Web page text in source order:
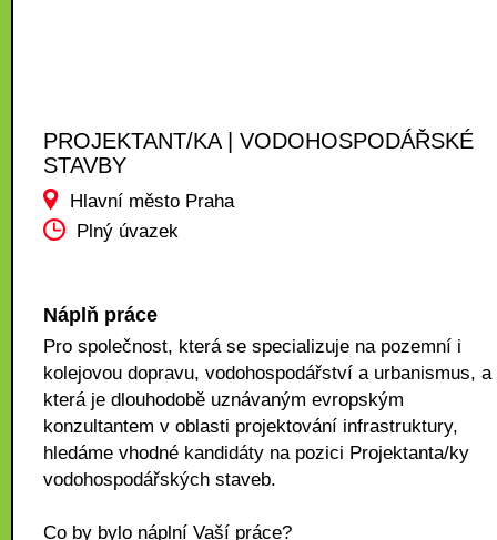
PROJEKTANT/KA | VODOHOSPODÁŘSKÉ
STAVBY
Hlavní město Praha
Plný úvazek
Náplň práce
Pro společnost, která se specializuje na pozemní i
kolejovou dopravu, vodohospodářství a urbanismus, a
která je dlouhodobě uznávaným evropským
konzultantem v oblasti projektování infrastruktury,
hledáme vhodné kandidáty na pozici Projektanta/ky
vodohospodářských staveb.
Co by bylo náplní Vaší práce?